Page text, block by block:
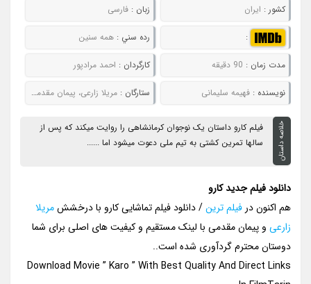
کشور : ایران زبان : فارسی
: رده سني : همه سنین
مدت زمان : 90 دقیقه کارگردان : احمد مرادپور
نويسنده :فهیمه سلیمانی ستارگان : مریلا زارعی، پیمان مقدمی، علی پاینده
خلاصه داستان
فیلم کارو داستان یک نوجوان کرمانشاهی را روایت میکند که پس از
سالها تمرین کشتی به تیم ملی دعوت میشود اما ......
دانلود فیلم جدید کارو
هم اکنون درفیلم ترین/ دانلود فیلم تماشایی کارو با درخششمریلا
زارعی و پیمان مقدمی با لینک مستقیم و کیفیت های اصلی برای شما
دوستان محترم گردآوری شده است..
Download Movie ” Karo ” With Best Quality And Direct Links